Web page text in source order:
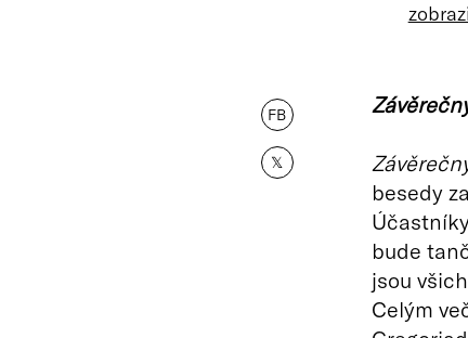
FB
𝕏
besedy
bude
jsou
Celým